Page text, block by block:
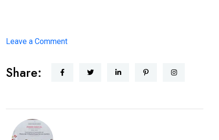
Leave a Commenton
CERCANA
Share: